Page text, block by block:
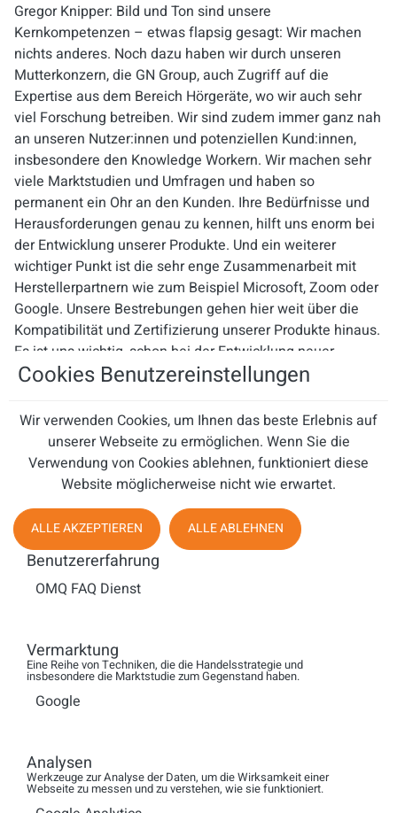
Gregor Knipper: Bild und Ton sind unsere
Kernkompetenzen – etwas flapsig gesagt: Wir machen
nichts anderes. Noch dazu haben wir durch unseren
Mutterkonzern, die GN Group, auch Zugriff auf die
Expertise aus dem Bereich Hörgeräte, wo wir auch sehr
viel Forschung betreiben. Wir sind zudem immer ganz nah
an unseren Nutzer:innen und potenziellen Kund:innen,
insbesondere den Knowledge Workern. Wir machen sehr
viele Marktstudien und Umfragen und haben so
permanent ein Ohr an den Kunden. Ihre Bedürfnisse und
Herausforderungen genau zu kennen, hilft uns enorm bei
der Entwicklung unserer Produkte. Und ein weiterer
wichtiger Punkt ist die sehr enge Zusammenarbeit mit
Herstellerpartnern wie zum Beispiel Microsoft, Zoom oder
Google. Unsere Bestrebungen gehen hier weit über die
Kompatibilität und Zertifizierung unserer Produkte hinaus.
Es ist uns wichtig, schon bei der Entwicklung neuer
Features der Plattformen involviert zu sein und sie somit
optimal nutzbar zu machen.
SQUT: Sie sprachen von Bewegungsfreiheit durch
kabellose Headsets. Könnte diese Technologie in Zukunft
noch weitergehen – etwa durch Integration von
Gesundheits-Tracking oder KI-gesteuerter Ergonomie-
Beratung?
Gregor Knipper: Das ist natürlich denkbar. Auch wenn mir
keine konkreten Pläne von Jabra bekannt sind, kann ich
von Kunden und Agent:innen in Service-Gesprächen zu
analysieren. Die Software gibt dann den Agent:innen
Feedback, wenn ihr Tonfall negativ wird oder sie den
Videosoftware erkennt, wenn jemand vor dem Bildschirm
eine schlechte Haltung einnimmt. Ein freundliches, aber
bestimmtes „Sitze gerade!“ könnte helfen, typische
Cookies Benutzereinstellungen
Wir verwenden Cookies, um Ihnen das beste Erlebnis auf
unserer Webseite zu ermöglichen. Wenn Sie die
Verwendung von Cookies ablehnen, funktioniert diese
Website möglicherweise nicht wie erwartet.
ALLE AKZEPTIEREN ALLE ABLEHNEN
Benutzererfahrung
OMQ FAQ Dienst
Vermarktung
Eine Reihe von Techniken, die die Handelsstrategie und
insbesondere die Marktstudie zum Gegenstand haben.
Google
Analysen
Werkzeuge zur Analyse der Daten, um die Wirksamkeit einer
Webseite zu messen und zu verstehen, wie sie funktioniert.